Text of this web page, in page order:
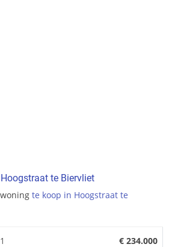
te Biervliet
te koop in Hoogstraat te
€ 234.000